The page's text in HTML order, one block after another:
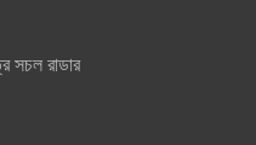
সচল রাডার